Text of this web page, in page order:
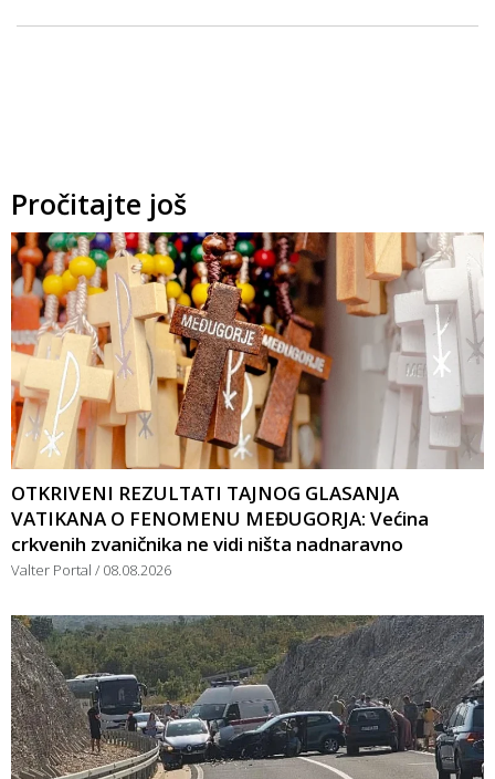
Pročitajte još
OTKRIVENI REZULTATI TAJNOG GLASANJA
VATIKANA O FENOMENU MEĐUGORJA: Većina
crkvenih zvaničnika ne vidi ništa nadnaravno
Valter Portal 08.08.2026